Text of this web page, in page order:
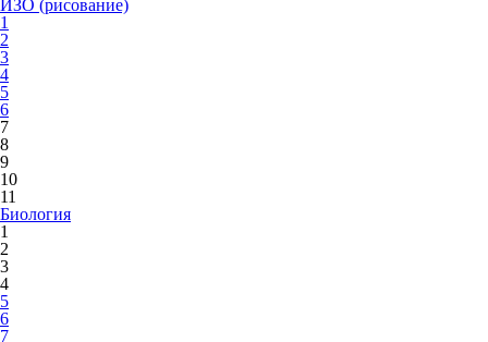
ИЗО (рисование)
1
2
3
4
5
6
7
8
9
10
11
Биология
1
2
3
4
5
6
7